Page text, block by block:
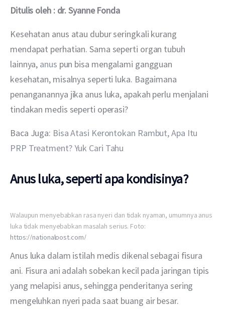
Mengapa Good Doctor
Berita
Layanan
Ditulis oleh : dr. Syanne Fonda
Kesehatan anus atau dubur seringkali kurang
mendapat perhatian. Sama seperti organ tubuh
lainnya, anus pun bisa mengalami gangguan
kesehatan, misalnya seperti luka. Bagaimana
penanganannya jika anus luka, apakah perlu menjalani
tindakan medis seperti operasi?
Baca Juga: Bisa Atasi Kerontokan Rambut, Apa Itu
PRP Treatment? Yuk Cari Tahu
Anus luka, seperti apa kondisinya?
Walaupun menyebabkan rasa nyeri dan tidak nyaman, umumnya anus
luka tidak menyebabkan masalah serius. Foto:
https://nationalpost.com/
Anus luka dalam istilah medis dikenal sebagai fisura
ani. Fisura ani adalah sobekan kecil pada jaringan tipis
yang melapisi anus, sehingga penderitanya sering
mengeluhkan nyeri pada saat buang air besar.